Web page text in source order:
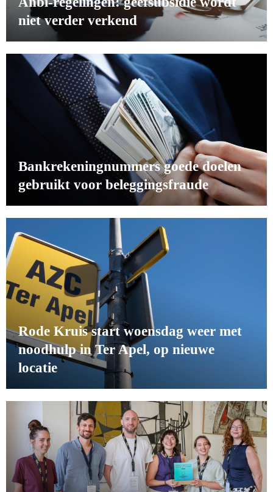
niet verder verkend
Bankrekeningnummers goede doelen
gebruikt voor beleggingsfraude
Rode Kruis start woensdag weer met
noodhulp in Ter Apel, op nieuwe
locatie